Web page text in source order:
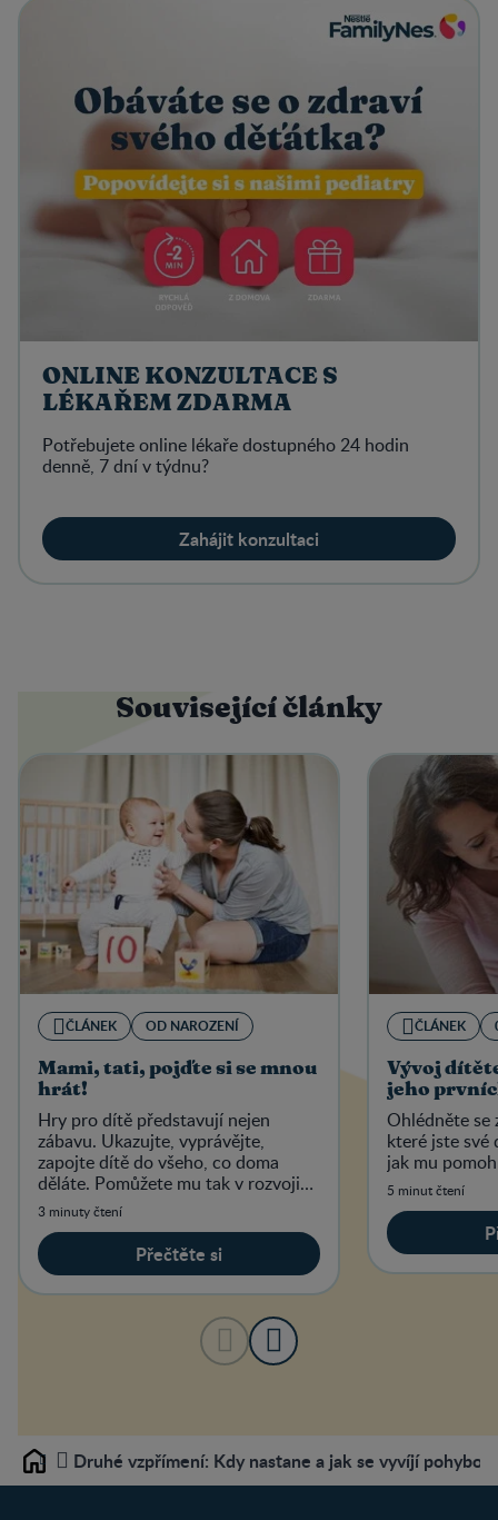
ONLINE KONZULTACE S
LÉKAŘEM ZDARMA
Potřebujete online lékaře dostupného 24 hodin
denně, 7 dní v týdnu?
Zahájit konzultaci
Související články
ČLÁNEK OD NAROZENÍ
Mami, tati, pojďte si se mnou
hrát!
Hry pro dítě představují nejen
zábavu. Ukazujte, vyprávějte,
zapojte dítě do všeho, co doma
děláte. Pomůžete mu tak v rozvoji
jeho schopností a fantazie.
3 minuty čtení
Přečtěte si
ČLÁNEK
Vývoj
jeho
Ohlédněte se
které jste své
jak mu
5 minut čtení
Home Druhé vzpřímení: Kdy nastane a jak se vyvíjí